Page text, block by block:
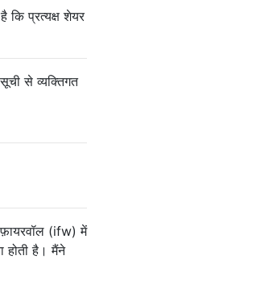
कि प्रत्यक्ष शेयर
से व्यक्तिगत
(ifw) में
होती है। मैंने